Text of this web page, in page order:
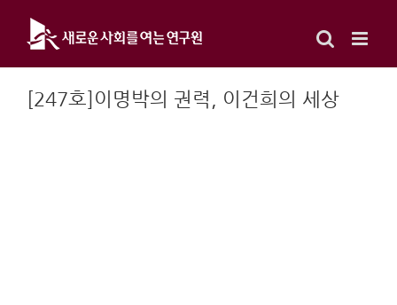
content
[247호]이명박의 권력, 이건희의 세상